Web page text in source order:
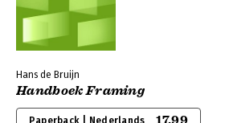
Hans de Bruijn
Handboek Framing
Paperback | Nederlands